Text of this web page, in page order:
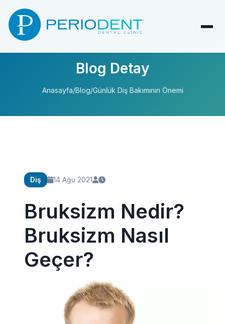
Blog Detay
Anasayfa/Blog/Günlük Diş Bakımının Önemi
Diş 14 Ağu 2021
Bruksizm Nedir?
Bruksizm Nasıl
Geçer?